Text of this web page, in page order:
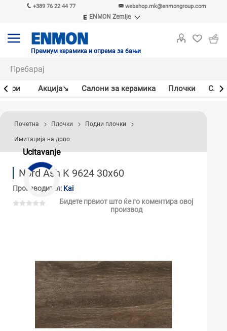
+389 76 22 44 77 webshop.mk@enmongroup.com
ENMON Zemlje
ENMON MKD
Премиум керамика и опрема за бањи
Акцијa↘ Салони за керамика Плочки
Ucitavanje
Почетна Плочки Подни плочки
Имитација на дрво
Nord Ash K 9624 30x60
Производител: Kai
Бидете првиот што ќе го коментира овој
производ